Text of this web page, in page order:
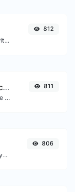
Easily generate dummy text with the Lorem Ipsum generator.
812
Password strength checker
Make sure your passwords are good enough.
811
Generate an MD4 hash for any string input.
806